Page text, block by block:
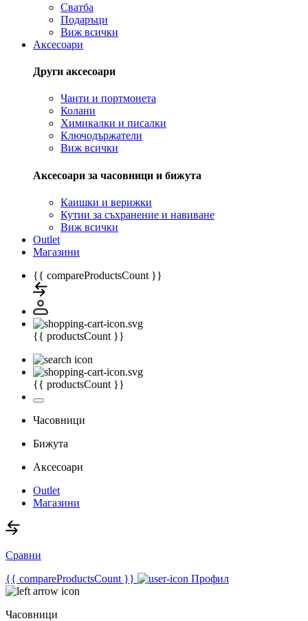
Сватба
Подаръци
Виж всички
Аксесоари
Други аксесоари
Чанти и портмонета
Колани
Химикалки и писалки
Ключодържатели
Виж всички
Аксесоари за часовници и бижута
Каишки и верижки
Кутии за съхранение и навиване
Виж всички
Outlet
Магазини
{{ compareProductsCount }}
{{ productsCount }}
{{ productsCount }}
Часовници
Бижута
Аксесоари
Outlet
Магазини
Сравни
{{ compareProductsCount }}
Профил
Часовници